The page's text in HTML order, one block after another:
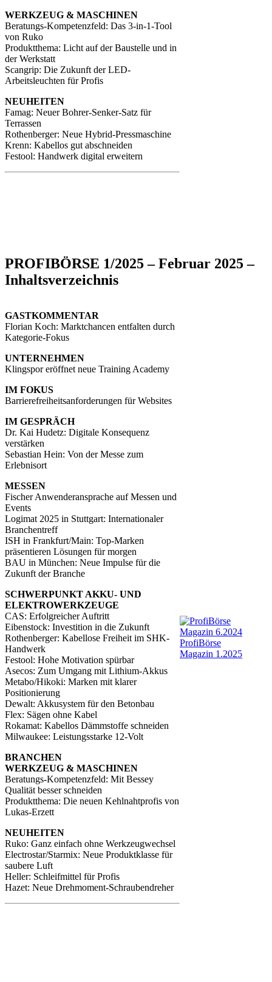
WERKZEUG & MASCHINEN
Beratungs-Kompetenzfeld: Das 3-in-1-Tool
von Ruko
Produktthema: Licht auf der Baustelle und in
der Werkstatt
Scangrip: Die Zukunft der LED-
Arbeitsleuchten für Profis
NEUHEITEN
Famag: Neuer Bohrer-Senker-Satz für
Terrassen
Rothenberger: Neue Hybrid-Pressmaschine
Krenn: Kabellos gut abschneiden
Festool: Handwerk digital erweitern
PROFIBÖRSE 1/2025 – Februar 2025 –
Inhaltsverzeichnis
GASTKOMMENTAR
Florian Koch: Marktchancen entfalten durch
Kategorie-Fokus
UNTERNEHMEN
Klingspor eröffnet neue Training Academy
IM FOKUS
Barrierefreiheitsanforderungen für Websites
IM GESPRÄCH
Dr. Kai Hudetz: Digitale Konsequenz
verstärken
Sebastian Hein: Von der Messe zum
Erlebnisort
MESSEN
Fischer Anwenderansprache auf Messen und
Events
Logimat 2025 in Stuttgart: Internationaler
Branchentreff
ISH in Frankfurt/Main: Top-Marken
präsentieren Lösungen für morgen
BAU in München: Neue Impulse für die
Zukunft der Branche
SCHWERPUNKT AKKU- UND
ELEKTROWERKZEUGE
CAS: Erfolgreicher Auftritt
Eibenstock: Investition in die Zukunft
Rothenberger: Kabellose Freiheit im SHK-
Handwerk
Festool: Hohe Motivation spürbar
Asecos: Zum Umgang mit Lithium-Akkus
Metabo/Hikoki: Marken mit klarer
Positionierung
Dewalt: Akkusystem für den Betonbau
Flex: Sägen ohne Kabel
Rokamat: Kabellos Dämmstoffe schneiden
Milwaukee: Leistungsstarke 12-Volt
BRANCHEN
WERKZEUG & MASCHINEN
Beratungs-Kompetenzfeld: Mit Bessey
Qualität besser schneiden
Produktthema: Die neuen Kehlnahtprofis von
Lukas-Erzett
NEUHEITEN
Ruko: Ganz einfach ohne Werkzeugwechsel
Electrostar/Starmix: Neue Produktklasse für
saubere Luft
Heller: Schleifmittel für Profis
Hazet: Neue Drehmoment-Schraubendreher
ProfiBörse
Magazin 1.2025